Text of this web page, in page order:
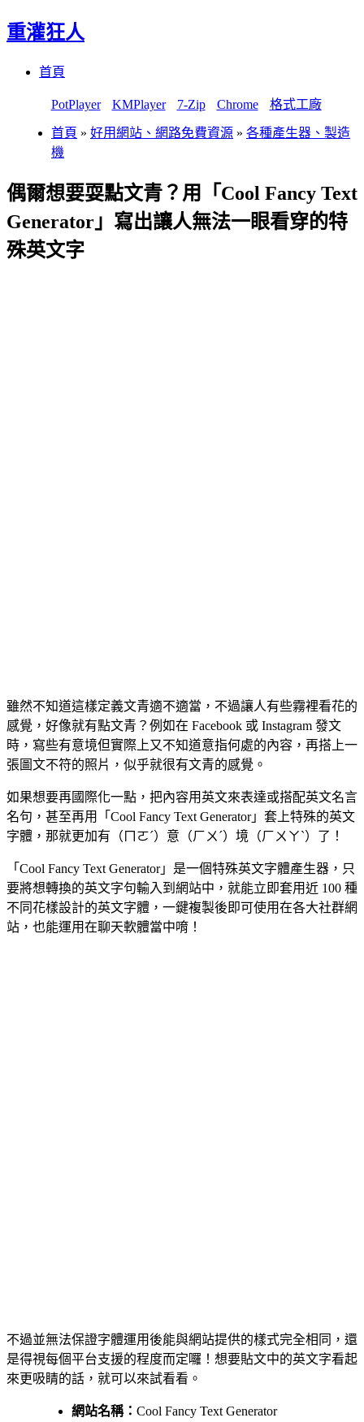
重灌狂人
首頁
PotPlayer KMPlayer 7-Zip Chrome 格式工廠
首頁 » 好用網站、網路免費資源 » 各種產生器、製造
機
偶爾想要耍點文青？用「Cool Fancy Text
Generator」寫出讓人無法一眼看穿的特
殊英文字
雖然不知道這樣定義文青適不適當，不過讓人有些霧裡看花的
感覺，好像就有點文青？例如在 Facebook 或 Instagram 發文
時，寫些有意境但實際上又不知道意指何處的內容，再搭上一
張圖文不符的照片，似乎就很有文青的感覺。
如果想要再國際化一點，把內容用英文來表達或搭配英文名言
名句，甚至再用「Cool Fancy Text Generator」套上特殊的英文
字體，那就更加有（ㄇㄛˊ）意（ㄏㄨˊ）境（ㄏㄨㄚˋ）了！
「Cool Fancy Text Generator」是一個特殊英文字體產生器，只
要將想轉換的英文字句輸入到網站中，就能立即套用近 100 種
不同花樣設計的英文字體，一鍵複製後即可使用在各大社群網
站，也能運用在聊天軟體當中唷！
不過並無法保證字體運用後能與網站提供的樣式完全相同，還
是得視每個平台支援的程度而定囉！想要貼文中的英文字看起
來更吸睛的話，就可以來試看看。
網站名稱： Cool Fancy Text Generator